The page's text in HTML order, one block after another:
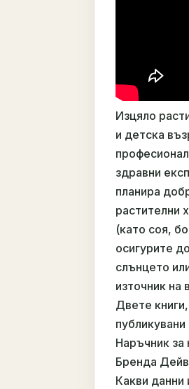
Изцяло
и детска
здравни
планира
растителни
(като соя,
осигурите
слънцето
източник на
Двете
Наръчник
Бренда
Какви данни